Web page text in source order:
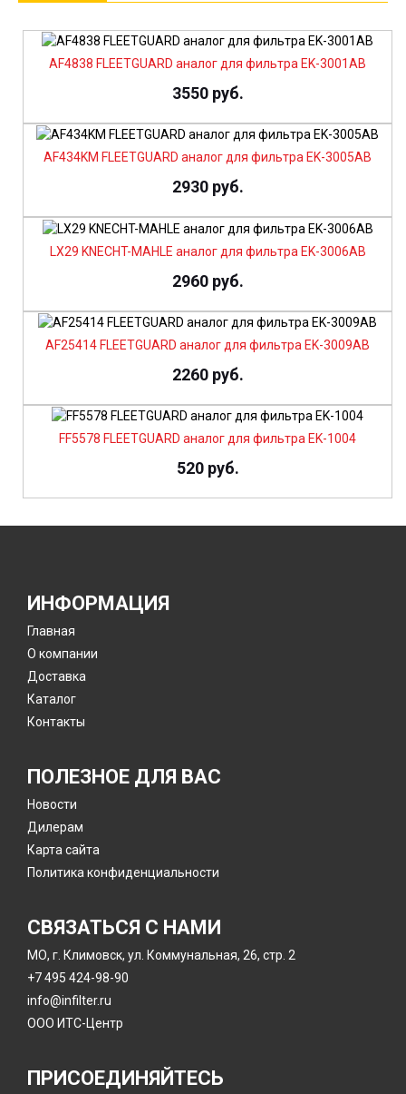
AF4838 FLEETGUARD аналог для фильтра EK-3001AB
3550 руб.
AF434KM FLEETGUARD аналог для фильтра EK-3005AB
2930 руб.
LX29 KNECHT-MAHLE аналог для фильтра EK-3006AB
2960 руб.
AF25414 FLEETGUARD аналог для фильтра EK-3009AB
2260 руб.
FF5578 FLEETGUARD аналог для фильтра EK-1004
520 руб.
ИНФОРМАЦИЯ
Главная
О компании
Доставка
Каталог
Контакты
ПОЛЕЗНОЕ ДЛЯ ВАС
Новости
Дилерам
Карта сайта
Политика конфиденциальности
СВЯЗАТЬСЯ С НАМИ
МО, г. Климовск, ул. Коммунальная, 26, стр. 2
+7 495 424-98-90
info@infilter.ru
ООО ИТС-Центр
ПРИСОЕДИНЯЙТЕСЬ